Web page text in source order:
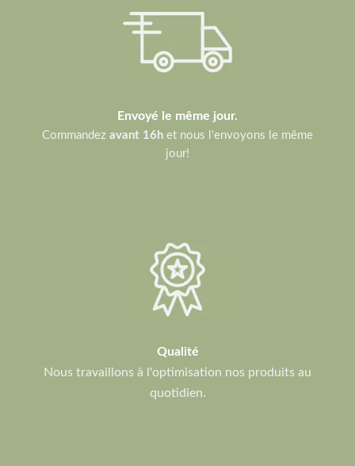
Envoyé le même jour.
Commandez avant 16h et nous l'envoyons le même
jour!
Qualité
Nous travaillons à l'optimisation nos produits au
quotidien.